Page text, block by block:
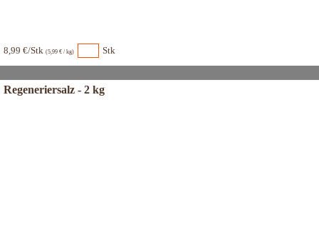
8,99 €/Stk (5,99 € / kg) Stk
Regeneriersalz - 2 kg